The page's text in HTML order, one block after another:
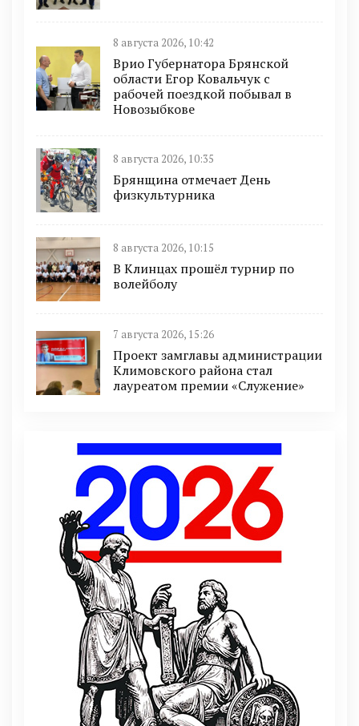
8 августа 2026, 10:42
Врио Губернатора Брянской
области Егор Ковальчук с
рабочей поездкой побывал в
Новозыбкове
8 августа 2026, 10:35
Брянщина отмечает День
физкультурника
8 августа 2026, 10:15
В Клинцах прошёл турнир по
волейболу
7 августа 2026, 15:26
Проект замглавы администрации
Климовского района стал
лауреатом премии «Служение»